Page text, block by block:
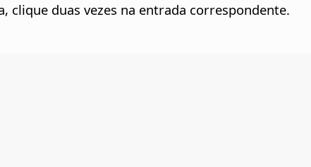
clique duas vezes na entrada correspondente.